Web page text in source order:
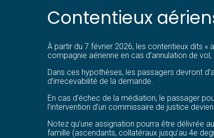
Contentieux
À partir du 7 février 2026, les contentieux dits
compagnie aérienne en cas d’annulation de
Dans ces hypothèses, les passagers devront
d’irrecevabilité de la demande.
En cas d’échec de la médiation, le passager
l’intervention d’un commissaire de justice
Notez qu’une assignation pourra être délivrée
famille (ascendants, collatéraux jusqu’au 4e